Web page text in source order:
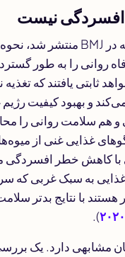
افسردگی نیست
در BMJ منتشر شد، نحوه
روانی را به طور
ثابتی یافتند که
و بهبود کیفیت رژیم
سلامت روانی را
غذایی غنی از
با کاهش خطر افسردگی
به سبک غربی که
با نتایج بدتر
).
مشابهی دارد. یک